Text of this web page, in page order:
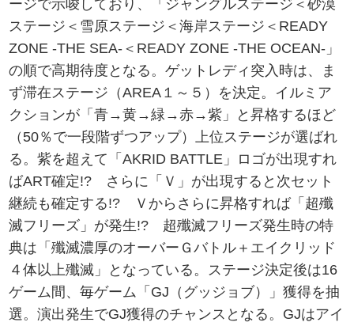
ージで示唆しており、「ジャングルステージ＜砂漠
ステージ＜雪原ステージ＜海岸ステージ＜READY
ZONE -THE SEA-＜READY ZONE -THE OCEAN-」
の順で高期待度となる。ゲットレディ突入時は、ま
ず滞在ステージ（AREA１～５）を決定。イルミア
クションが「青→黄→緑→赤→紫」と昇格するほど
（50％で一段階ずつアップ）上位ステージが選ばれ
る。紫を超えて「AKRID BATTLE」ロゴが出現すれ
ばART確定!? さらに「Ｖ」が出現すると次セット
継続も確定する!? Ｖからさらに昇格すれば「超殲
滅フリーズ」が発生!? 超殲滅フリーズ発生時の特
典は「殲滅濃厚のオーバーＧバトル＋エイクリッド
４体以上殲滅」となっている。ステージ決定後は16
ゲーム間、毎ゲーム「GJ（グッジョブ）」獲得を抽
選。演出発生でGJ獲得のチャンスとなる。GJはアイ